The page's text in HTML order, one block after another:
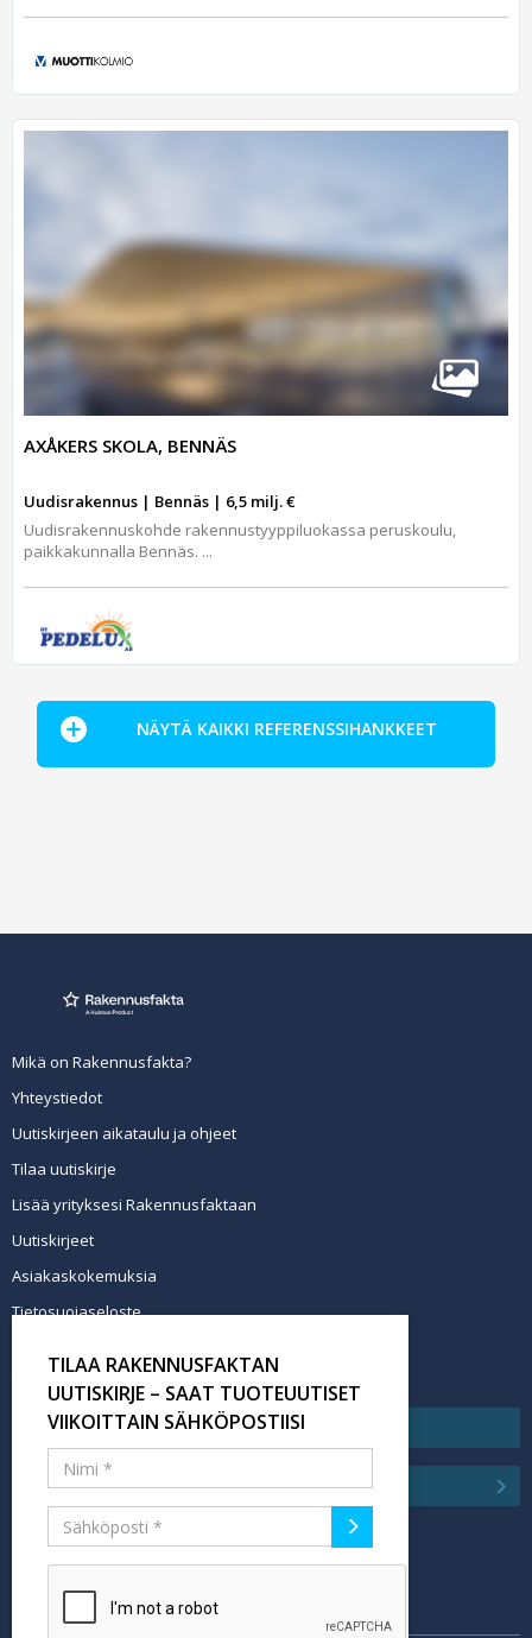
AXÅKERS SKOLA, BENNÄS
Uudisrakennus | Bennäs | 6,5 milj. €
Uudisrakennuskohde rakennustyyppiluokassa peruskoulu,
paikkakunnalla Bennäs. ...
NÄYTÄ KAIKKI REFERENSSIHANKKEET
Mikä on Rakennusfakta?
Yhteystiedot
Uutiskirjeen aikataulu ja ohjeet
Tilaa uutiskirje
Lisää yrityksesi Rakennusfaktaan
Uutiskirjeet
Asiakaskokemuksia
Tietosuojaseloste
Tilaa uutiskirje
TILAA RAKENNUSFAKTAN
UUTISKIRJE – SAAT TUOTEUUTISET
VIIKOITTAIN SÄHKÖPOSTIISI